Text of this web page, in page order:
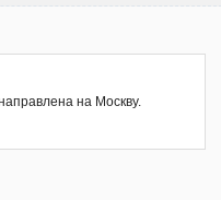
на Москву.